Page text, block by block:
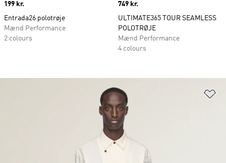
Price
199 kr.
Entrada26 polotrøje
Mænd Performance
2 colours
Price
749 kr.
ULTIMATE365 TOUR SEAMLESS
POLOTRØJE
Mænd Performance
4 colours